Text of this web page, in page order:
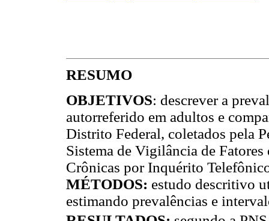
RESUMO
OBJETIVOS: descrever a
autorreferido em adultos e
Distrito Federal, coletados pela
Sistema de Vigilância de
Crônicas por Inquérito
MÉTODOS: estudo descritivo
estimando prevalências e